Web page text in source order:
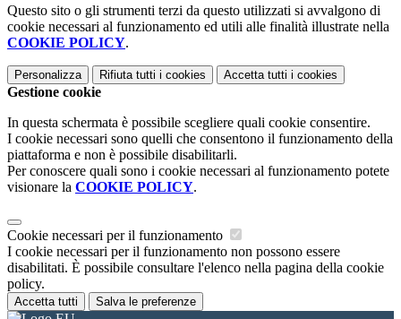
Questo sito o gli strumenti terzi da questo utilizzati si avvalgono di
cookie necessari al funzionamento ed utili alle finalità illustrate nella
COOKIE POLICY.
Personalizza Rifiuta tutti i cookies Accetta tutti i cookies
Gestione cookie
In questa schermata è possibile scegliere quali cookie consentire.
I cookie necessari sono quelli che consentono il funzionamento della
piattaforma e non è possibile disabilitarli.
Per conoscere quali sono i cookie necessari al funzionamento potete
visionare la COOKIE POLICY.
Cookie necessari per il funzionamento
I cookie necessari per il funzionamento non possono essere
disabilitati. È possibile consultare l'elenco nella pagina della cookie
policy.
Accetta tutti Salva le preferenze